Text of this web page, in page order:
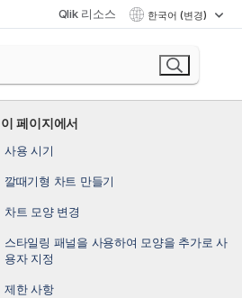
Qlik 리소스 한국어 (변경)
이 페이지에서
사용 시기
깔때기형 차트 만들기
차트 모양 변경
스타일링 패널을 사용하여 모양을 추가로 사
용자 지정
제한 사항